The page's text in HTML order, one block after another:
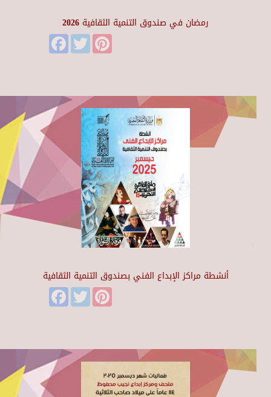
رمضان في صندوق التنمية الثقافية 2026
FacebookTwitter
أنشطة مراكز الإبداع الفني بصندوق التنمية الثقافية
FacebookTwitter